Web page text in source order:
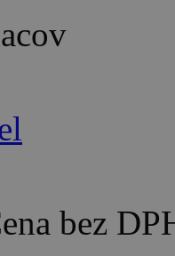
bez